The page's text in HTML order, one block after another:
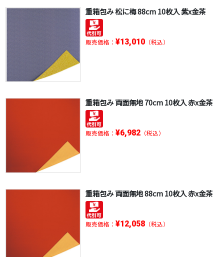
重箱包み 松に梅 88cm 10枚入 紫x金茶
販売価格： ¥13,010（税込）
重箱包み 両面無地 70cm 10枚入 赤x金茶
販売価格： ¥6,982（税込）
重箱包み 両面無地 88cm 10枚入 赤x金茶
販売価格： ¥12,058（税込）